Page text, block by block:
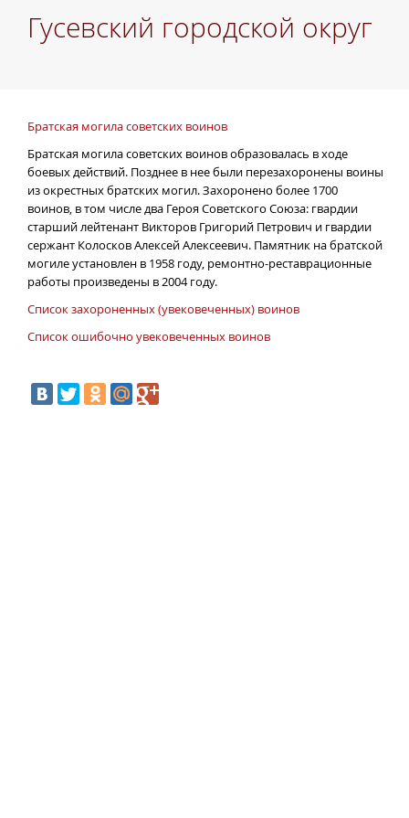
Гусевский городской округ
Братская могила советских воинов
Братская могила советских воинов образовалась в ходе
боевых действий. Позднее в нее были перезахоронены воины
из окрестных братских могил. Захоронено более 1700
воинов, в том числе два Героя Советского Союза: гвардии
старший лейтенант Викторов Григорий Петрович и гвардии
сержант Колосков Алексей Алексеевич. Памятник на братской
могилеустановлен в 1958 году, ремонтно-реставрационные
работы произведены в 2004 году.
Список захороненных (увековеченных) воинов
Список ошибочно увековеченных воинов